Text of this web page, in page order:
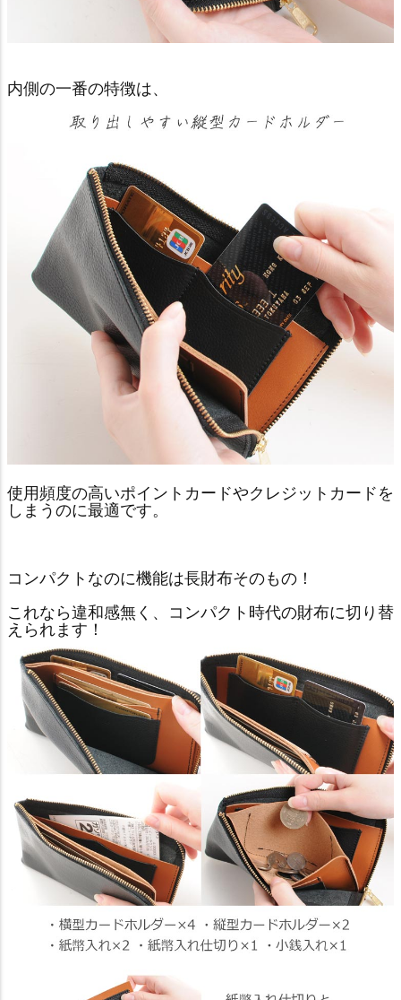
内側の一番の特徴は、
使用頻度の高いポイントカードやクレジットカードを
しまうのに最適です。
コンパクトなのに機能は長財布そのもの！
これなら違和感無く、コンパクト時代の財布に切り替
えられます！